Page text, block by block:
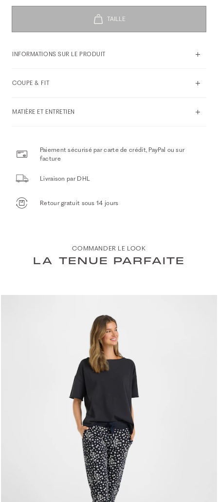
INFORMATIONS SUR LE PRODUIT
COUPE & FIT
MATIÈRE ET ENTRETIEN
Paiement sécurisé par carte de crédit, PayPal ou sur
facture
Livraison par DHL
Retour gratuit sous 14 jours
COMMANDER LE LOOK
LA TENUE PARFAITE